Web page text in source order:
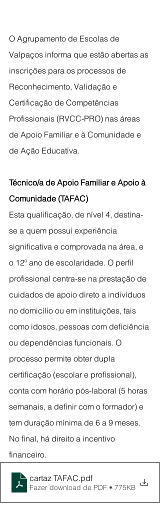
O Agrupamento de Escolas de
Valpaços informa que estão abertas as
inscrições para os processos de
Reconhecimento, Validação e
Certificação de Competências
Profissionais (RVCC-PRO) nas áreas
de Apoio Familiar e à Comunidade e
de Ação Educativa.
Técnico/a de Apoio Familiar e Apoio à
Comunidade (TAFAC)
Esta qualificação, de nível 4, destina-
se a quem possui experiência
significativa e comprovada na área, e
o 12º ano de escolaridade. O perfil
profissional centra-se na prestação de
cuidados de apoio direto a indivíduos
no domicílio ou em instituições, tais
como idosos, pessoas com deficiência
ou dependências funcionais. O
processo permite obter dupla
certificação (escolar e profissional),
conta com horário pós-laboral (5 horas
semanais, a definir com o formador) e
tem duração mínima de 6 a 9 meses.
No final, há direito a incentivo
financeiro.
cartaz TAFAC.pdf
Fazer download de PDF • 775KB